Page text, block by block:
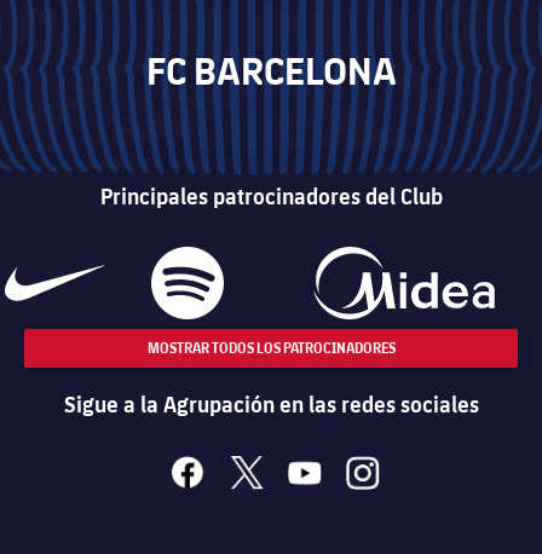
FC BARCELONA
Principales patrocinadores del Club
MOSTRAR TODOS LOS PATROCINADORES
Sigue a la Agrupación en las redes sociales
facebook
x youtubeinstagram